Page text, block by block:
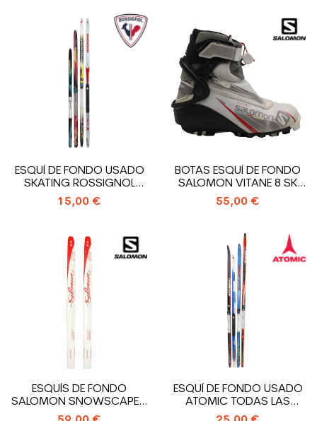
ESQUÍ DE FONDO USADO
SKATING ROSSIGNOL
TODAS LAS...
15,00 €
BOTAS ESQUÍ DE FONDO
SALOMON VITANE 8 SK
SNS PILOT
55,00 €
ESQUÍS DE FONDO
SALOMON SNOWSCAPE 8
SIAM +...
ESQUÍ DE FONDO USADO
ATOMIC TODAS LAS
MARCAS +...